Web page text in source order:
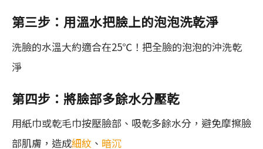
第三步：用溫水把臉上的泡泡洗乾淨
洗臉的水溫大約適合在25℃！把全臉的泡泡的沖洗乾
淨
第四步：將臉部多餘水分壓乾
用紙巾或乾毛巾按壓臉部、吸乾多餘水分，避免摩擦臉
部肌膚，造成細紋 、 暗沉